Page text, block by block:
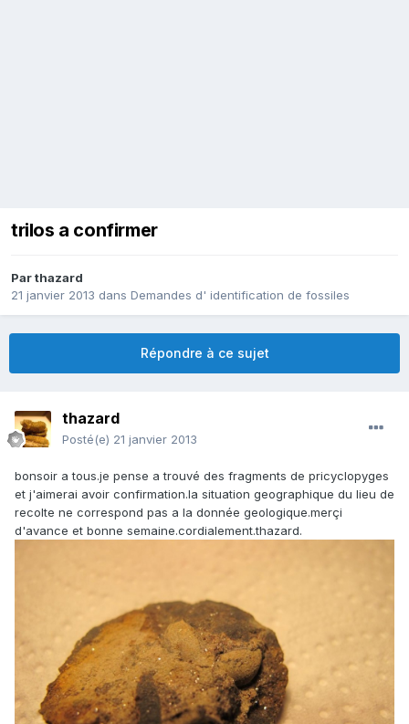
trilos a confirmer
Parthazard
21 janvier 2013 dans Demandes d' identification de fossiles
Répondre à ce sujet
thazard
Posté(e) 21 janvier 2013
bonsoir a tous.je pense a trouvé des fragments de pricyclopyges
et j'aimerai avoir confirmation.la situation geographique du lieu de
recolte ne correspond pas a la donnée geologique.merçi
d'avance et bonne semaine.cordialement.thazard.